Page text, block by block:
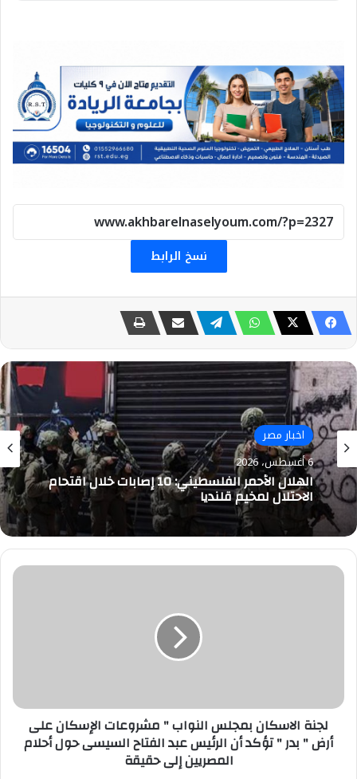
نسخ الرابط
اخبار مصر
6 أغسطس، 2026
طقس
5 أغسطس، 2026
درجات الحرارة المتوقعة غدًا الخميس 6 أغسطس
2026
لجنة
أرض
بدر
لجنة الاسكان بمجلس النواب " مشروعات الإسكان على
أرض " بدر " تؤكد أن الرئيس عبد الفتاح السيسى حول أحلام
المصريين إلى حقيقة